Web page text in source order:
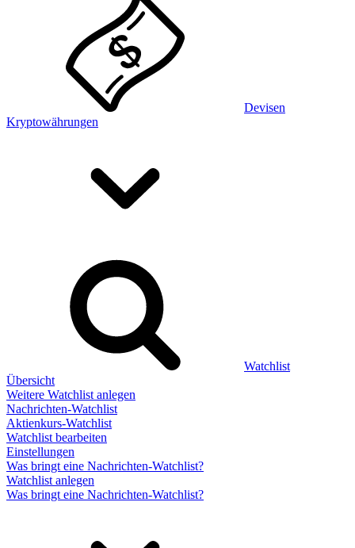
Devisen
Kryptowährungen
Watchlist
Übersicht
Weitere Watchlist anlegen
Nachrichten-Watchlist
Aktienkurs-Watchlist
Watchlist bearbeiten
Einstellungen
Was bringt eine Nachrichten-Watchlist?
Watchlist anlegen
Was bringt eine Nachrichten-Watchlist?